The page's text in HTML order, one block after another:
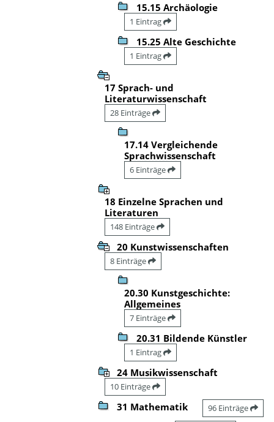
15.15 Archäologie
1 Eintrag
15.25 Alte Geschichte
1 Eintrag
17 Sprach- und
Literaturwissenschaft
28 Einträge
17.14 Vergleichende
Sprachwissenschaft
6 Einträge
18 Einzelne Sprachen und
Literaturen
148 Einträge
20 Kunstwissenschaften
8 Einträge
20.30 Kunstgeschichte:
Allgemeines
7 Einträge
20.31 Bildende Künstler
1 Eintrag
24 Musikwissenschaft
10 Einträge
31 Mathematik 96 Einträge